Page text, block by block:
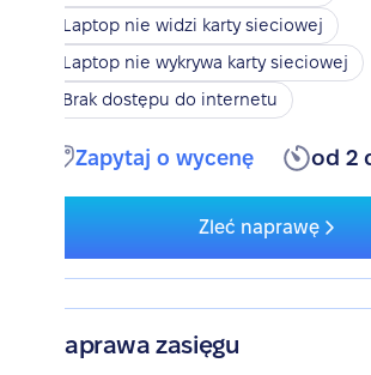
Laptop nie widzi karty sieciowej
Laptop nie wykrywa karty sieciowej
Brak dostępu do internetu
Zapytaj o wycenę od 2
Zleć naprawę
Naprawa zasięgu